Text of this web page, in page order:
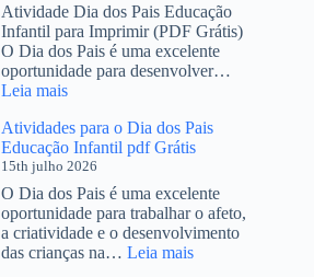
educação
infantil
Atividade Dia dos Pais Educação
Infantil para Imprimir (PDF Grátis)
O Dia dos Pais é uma excelente
oportunidade para desenvolver…
Leia mais:
Dia
dos
Pais
Educação
Infantil
para
PDF
para
Atividades para o Dia dos Pais
Educação Infantil pdf Grátis
15th julho 2026
O Dia dos Pais é uma excelente
oportunidade para trabalhar o afeto,
a criatividade e o desenvolvimento
das crianças na… Leia mais: